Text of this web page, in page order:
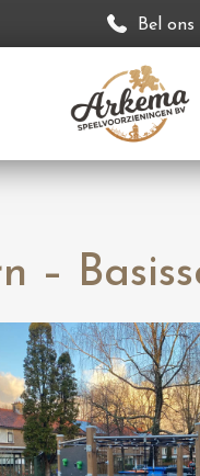
Bel ons
–